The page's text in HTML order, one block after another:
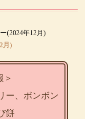
月)
＞
ー、ボンボン
餅